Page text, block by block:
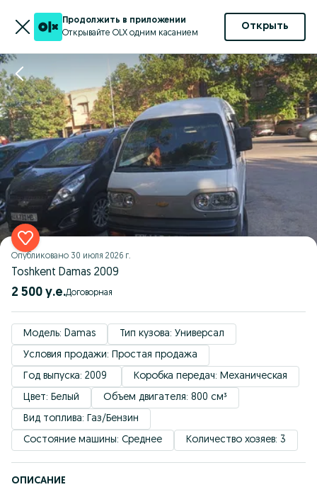
Продолжить в приложении
Открывайте OLX одним касанием
Открыть
Опубликовано 30 июля 2026 г.
Toshkent Damas 2009
2 500 у.е. Договорная
Модель: Damas
Тип кузова: Универсал
Условия продажи: Простая продажа
Год выпуска: 2009
Коробка передач: Механическая
Цвет: Белый
Объем двигателя: 800 см³
Вид топлива: Газ/Бензин
Состояние машины: Среднее
Количество хозяев: 3
ОПИСАНИЕ